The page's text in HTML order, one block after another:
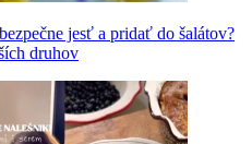
jesť a pridať do šalátov?
druhov